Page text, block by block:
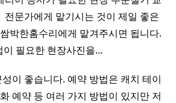
전문가에게 맡기시는 것이 제일 좋은
박한홈수리에게 맡겨주시면 됩니다.
이 필요한 현장사진을…
이 좋습니다. 예약 방법은 캐치 테이
예약 등 여러 가지 방법이 있지만 저